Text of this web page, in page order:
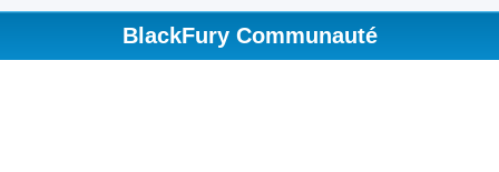
BlackFury Communauté